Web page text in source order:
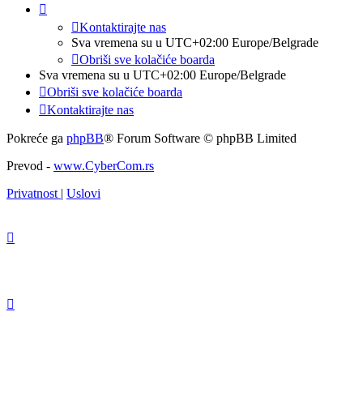
Kontaktirajte nas
Sva vremena su u UTC+02:00 Europe/Belgrade
Obriši sve kolačiće boarda
Sva vremena su u UTC+02:00 Europe/Belgrade
Obriši sve kolačiće boarda
Kontaktirajte nas
Pokreće ga phpBB® Forum Software © phpBB Limited
Prevod - www.CyberCom.rs
Privatnost
Uslovi